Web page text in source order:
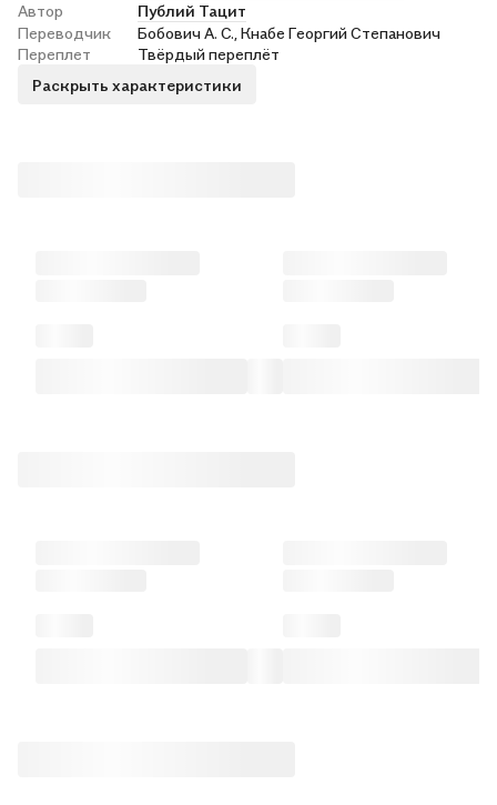
Автор
Публий Тацит
Переводчик
Бобович А. С., Кнабе Георгий Степанович
Переплет
Твёрдый переплёт
Раскрыть характеристики